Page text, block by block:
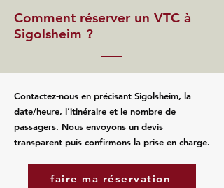
Comment réserver un VTC à
Sigolsheim ?
Contactez‑nous en précisant Sigolsheim, la
date/heure, l’itinéraire et le nombre de
passagers. Nous envoyons un devis
transparent puis confirmons la prise en charge.
faire ma réservation